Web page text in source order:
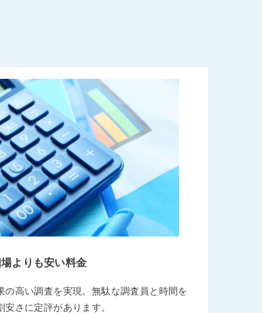
よりも安い料金
の高い調査を実現。無駄な調査員と時間を
さに定評があります。